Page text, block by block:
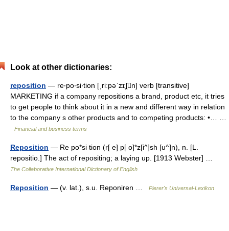
Look at other dictionaries:
reposition — re‧po‧si‧tion [ˌriːpəˈzɪʆn] verb [transitive]
MARKETING if a company repositions a brand, product etc, it tries
to get people to think about it in a new and different way in relation
to the company s other products and to competing products: •… …
Financial and business terms
Reposition — Re po*si tion (r[ e] p[ o]*z[i^]sh [u^]n), n. [L.
repositio.] The act of repositing; a laying up. [1913 Webster] …
The Collaborative International Dictionary of English
Reposition — (v. lat.), s.u. Reponiren … Pierer's Universal-Lexikon